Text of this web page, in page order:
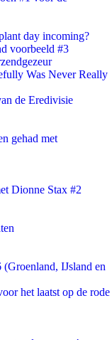
day incoming?
voorbeeld #3
Was Never Really
de Eredivisie
gehad met
Dionne Stax #2
IJsland en
het laatst op de rode